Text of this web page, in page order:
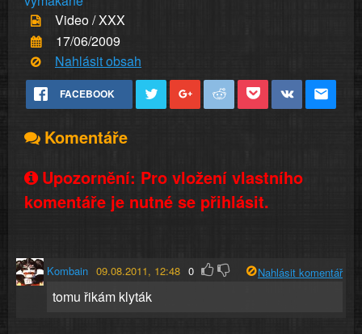
Video / XXX
17/06/2009
Nahlásit obsah
FACEBOOK
Komentáře
Upozornění: Pro vložení vlastního
komentáře je nutné se přihlásit.
Kombain 09.08.2011, 12:48 0 Nahlásit komentář
tomu řikám klyták